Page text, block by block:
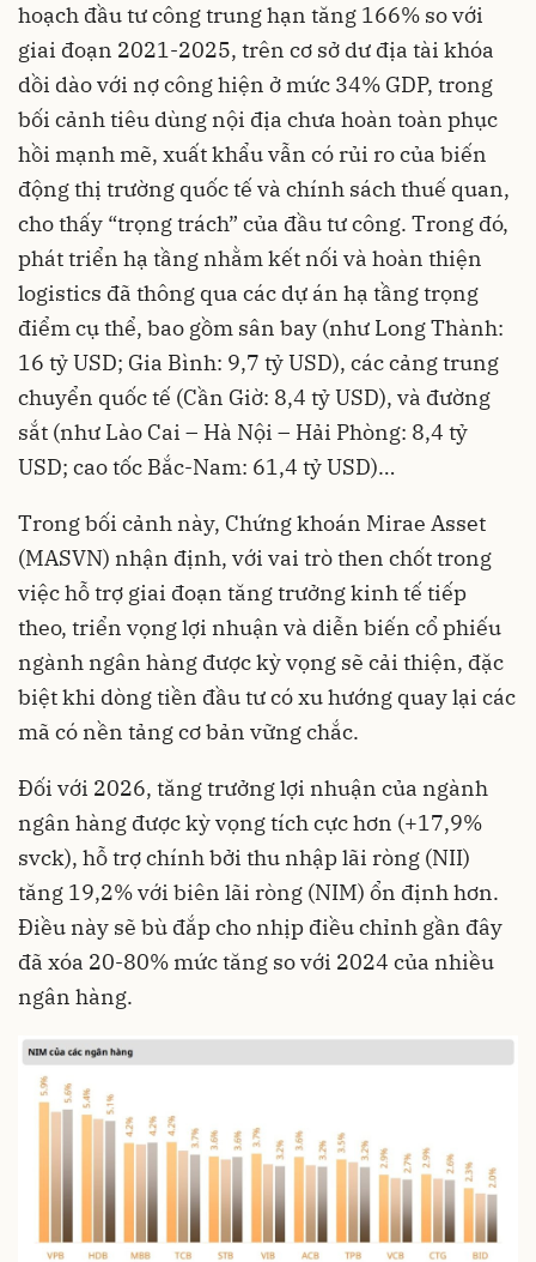
hoạch đầu tư công trung hạn tăng 166% so với
giai đoạn 2021-2025, trên cơ sở dư địa tài khóa
dồi dào với nợ công hiện ở mức 34% GDP, trong
bối cảnh tiêu dùng nội địa chưa hoàn toàn phục
hồi mạnh mẽ, xuất khẩu vẫn có rủi ro của biến
động thị trường quốc tế và chính sách thuế quan,
cho thấy “trọng trách” của đầu tư công. Trong đó,
phát triển hạ tầng nhằm kết nối và hoàn thiện
logistics đã thông qua các dự án hạ tầng trọng
điểm cụ thể, bao gồm sân bay (như Long Thành:
16 tỷ USD; Gia Bình: 9,7 tỷ USD), các cảng trung
chuyển quốc tế (Cần Giờ: 8,4 tỷ USD), và đường
sắt (như Lào Cai – Hà Nội – Hải Phòng: 8,4 tỷ
USD; cao tốc Bắc-Nam: 61,4 tỷ USD)…
Trong bối cảnh này, Chứng khoán Mirae Asset
(MASVN) nhận định, với vai trò then chốt trong
việc hỗ trợ giai đoạn tăng trưởng kinh tế tiếp
theo, triển vọng lợi nhuận và diễn biến cổ phiếu
ngành ngân hàng được kỳ vọng sẽ cải thiện, đặc
biệt khi dòng tiền đầu tư có xu hướng quay lại các
mã có nền tảng cơ bản vững chắc.
Đối với 2026, tăng trưởng lợi nhuận của ngành
ngân hàng được kỳ vọng tích cực hơn (+17,9%
svck), hỗ trợ chính bởi thu nhập lãi ròng (NII)
tăng 19,2% với biên lãi ròng (NIM) ổn định hơn.
Điều này sẽ bù đắp cho nhịp điều chỉnh gần đây
đã xóa 20-80% mức tăng so với 2024 của nhiều
ngân hàng.